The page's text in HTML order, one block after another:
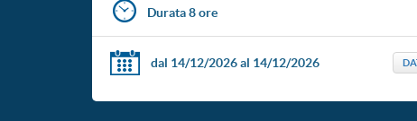
Durata 8 ore
dal 14/12/2026al 14/12/2026